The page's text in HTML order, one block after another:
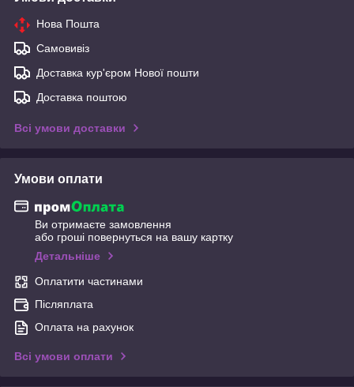
Нова Пошта
Самовивіз
Доставка кур'єром Нової пошти
Доставка поштою
Всі умови доставки
Умови оплати
Ви отримаєте замовлення
або гроші повернуться на вашу картку
Детальніше
Оплатити частинами
Післяплата
Оплата на рахунок
Всі умови оплати